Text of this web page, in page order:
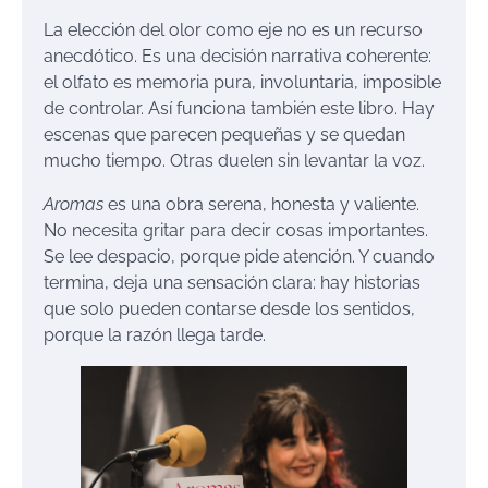
La elección del olor como eje no es un recurso
anecdótico. Es una decisión narrativa coherente:
el olfato es memoria pura, involuntaria, imposible
de controlar. Así funciona también este libro. Hay
escenas que parecen pequeñas y se quedan
mucho tiempo. Otras duelen sin levantar la voz.
Aromas es una obra serena, honesta y valiente.
No necesita gritar para decir cosas importantes.
Se lee despacio, porque pide atención. Y cuando
termina, deja una sensación clara: hay historias
que solo pueden contarse desde los sentidos,
porque la razón llega tarde.